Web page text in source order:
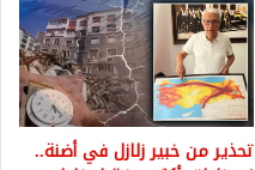
تحذير من خبير زلازل في أضنة..